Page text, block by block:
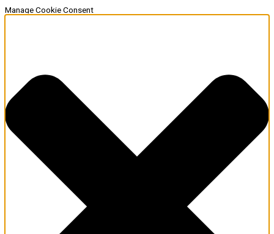
Manage Cookie Consent